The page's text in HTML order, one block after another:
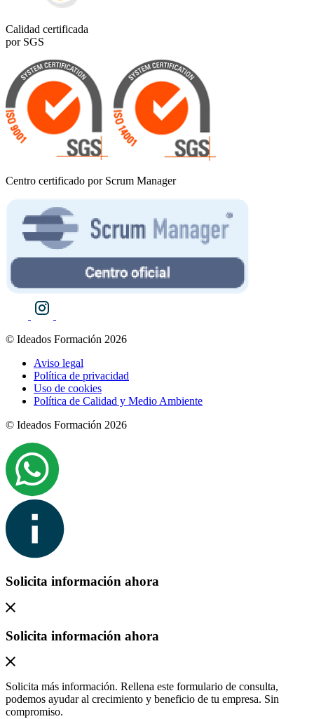
Calidad certificada
por SGS
Centro certificado por Scrum Manager
© Ideados Formación 2026
Aviso legal
Política de privacidad
Uso de cookies
Política de Calidad y Medio Ambiente
© Ideados Formación 2026
Solicita información ahora
Solicita información ahora
Solicita más información. Rellena este formulario de consulta,
podemos ayudar al crecimiento y beneficio de tu empresa. Sin
compromiso.